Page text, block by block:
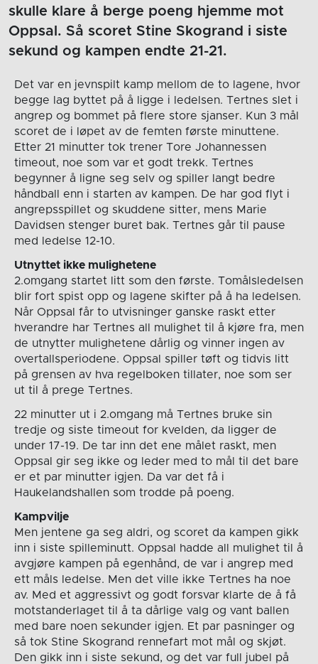
skulle klare å berge poeng hjemme mot
Oppsal. Så scoret Stine Skogrand i siste
sekund og kampen endte 21-21.
Det var en jevnspilt kamp mellom de to lagene, hvor
begge lag byttet på å ligge i ledelsen. Tertnes slet i
angrep og bommet på flere store sjanser. Kun 3 mål
scoret de i løpet av de femten første minuttene.
Etter 21 minutter tok trener Tore Johannessen
timeout, noe som var et godt trekk. Tertnes
begynner å ligne seg selv og spiller langt bedre
håndball enn i starten av kampen. De har god flyt i
angrepsspillet og skuddene sitter, mens Marie
Davidsen stenger buret bak. Tertnes går til pause
med ledelse 12-10.
Utnyttet ikke mulighetene
2.omgang startet litt som den første. Tomålsledelsen
blir fort spist opp og lagene skifter på å ha ledelsen.
Når Oppsal får to utvisninger ganske raskt etter
hverandre har Tertnes all mulighet til å kjøre fra, men
de utnytter mulighetene dårlig og vinner ingen av
overtallsperiodene. Oppsal spiller tøft og tidvis litt
på grensen av hva regelboken tillater, noe som ser
ut til å prege Tertnes.
22 minutter ut i 2.omgang må Tertnes bruke sin
tredje og siste timeout for kvelden, da ligger de
under 17-19. De tar inn det ene målet raskt, men
Oppsal gir seg ikke og leder med to mål til det bare
er et par minutter igjen. Da var det få i
Haukelandshallen som trodde på poeng.
Kampvilje
Men jentene ga seg aldri, og scoret da kampen gikk
inn i siste spilleminutt. Oppsal hadde all mulighet til å
avgjøre kampen på egenhånd, de var i angrep med
ett måls ledelse. Men det ville ikke Tertnes ha noe
av. Med et aggressivt og godt forsvar klarte de å få
motstanderlaget til å ta dårlige valg og vant ballen
med bare noen sekunder igjen. Et par pasninger og
så tok Stine Skogrand rennefart mot mål og skjøt.
Den gikk inn i siste sekund, og det var full jubel på